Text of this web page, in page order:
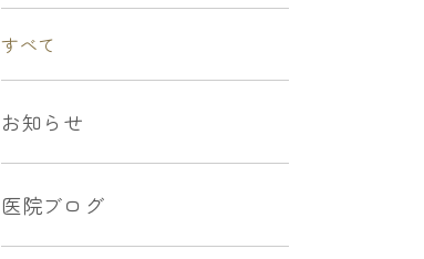
すべて
お知らせ
医院ブログ